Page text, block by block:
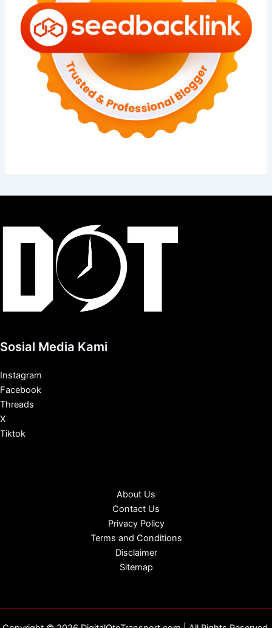
Sosial Media Kami
Instagram
Facebook
Threads
X
Tiktok
About Us
Contact Us
Privacy Policy
Terms and Conditions
Disclaimer
Sitemap